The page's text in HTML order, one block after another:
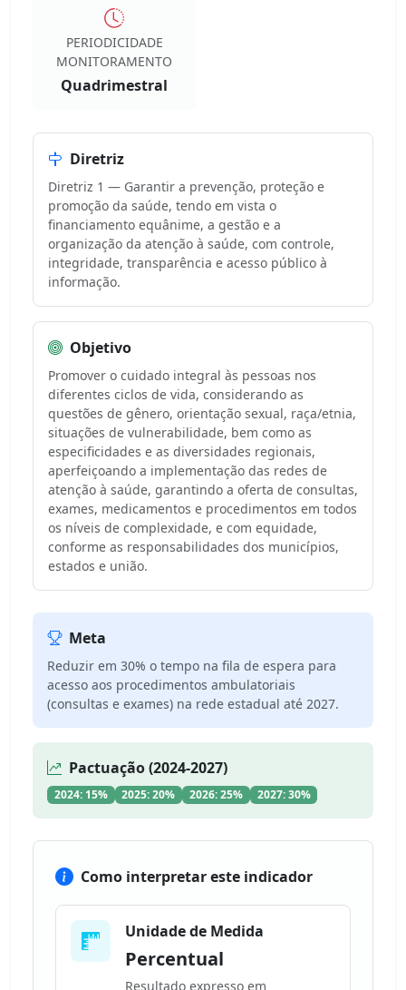
PERIODICIDADE
MONITORAMENTO
Quadrimestral
Diretriz
Diretriz 1 — Garantir a prevenção, proteção e
promoção da saúde, tendo em vista o
financiamento equânime, a gestão e a
organização da atenção à saúde, com controle,
integridade, transparência e acesso público à
informação.
Objetivo
Promover o cuidado integral às pessoas nos
diferentes ciclos de vida, considerando as
questões de gênero, orientação sexual, raça/etnia,
situações de vulnerabilidade, bem como as
especificidades e as diversidades regionais,
aperfeiçoando a implementação das redes de
atenção à saúde, garantindo a oferta de consultas,
exames, medicamentos e procedimentos em todos
os níveis de complexidade, e com equidade,
conforme as responsabilidades dos municípios,
estados e união.
Meta
Reduzir em 30% o tempo na fila de espera para
acesso aos procedimentos ambulatoriais
(consultas e exames) na rede estadual até 2027.
Pactuação (2024-2027)
2024: 15% 2025: 20% 2026: 25% 2027: 30%
Como interpretar este indicador
Unidade de Medida
Percentual
Resultado expresso em